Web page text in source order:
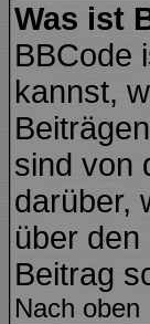
Was ist
BBCode
kannst,
sind von
darüber,
über
Beitrag
Nach oben